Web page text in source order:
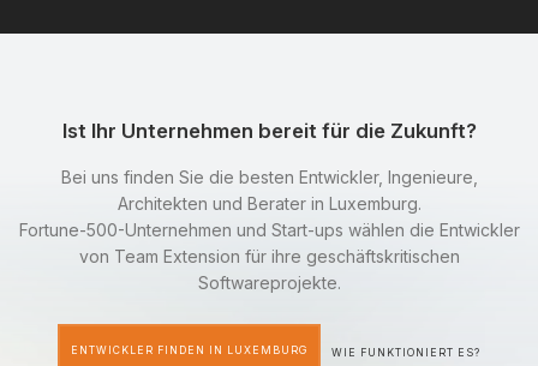
Ist Ihr Unternehmen bereit für die Zukunft?
Bei uns finden Sie die besten Entwickler, Ingenieure,
Architekten und Berater in Luxemburg.
Fortune-500-Unternehmen und Start-ups wählen die Entwickler
von Team Extension für ihre geschäftskritischen
Softwareprojekte.
ENTWICKLER FINDEN IN LUXEMBURG WIE FUNKTIONIERT ES?